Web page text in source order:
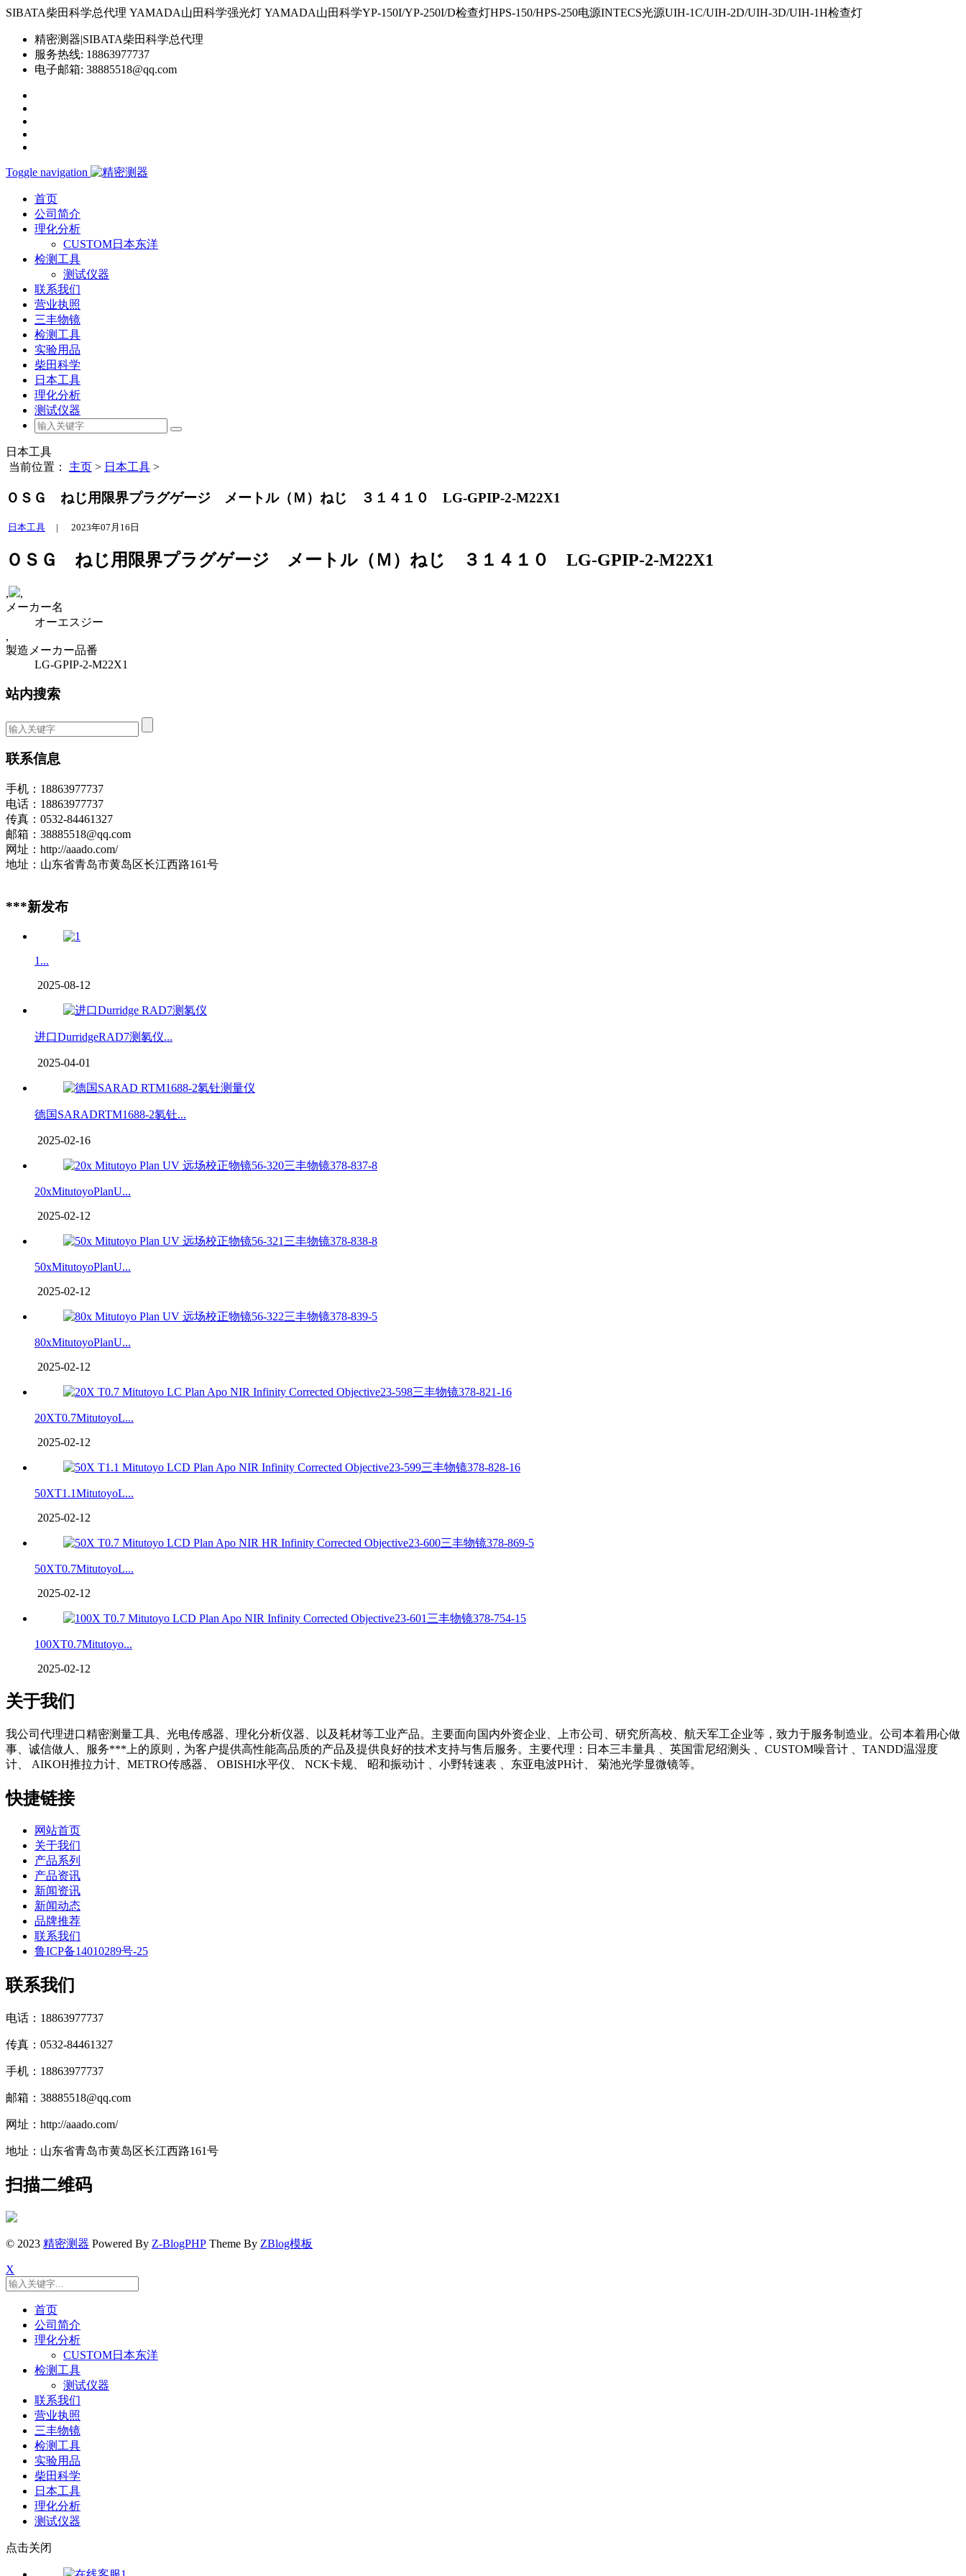
SIBATA柴田科学总代理 YAMADA山田科学强光灯 YAMADA山田科学YP-150I/YP-250I/D检查灯HPS-150/HPS-250电源INTECS光源UIH-1C/UIH-2D/UIH-3D/UIH-1H检查灯
精密测器|SIBATA柴田科学总代理
服务热线: 18863977737
电子邮箱: 38885518@qq.com
Toggle navigation
首页
公司简介
理化分析
CUSTOM日本东洋
检测工具
测试仪器
联系我们
营业执照
三丰物镜
检测工具
实验用品
柴田科学
日本工具
理化分析
测试仪器
日本工具
当前位置： 主页 > 日本工具 >
ＯＳＧ ねじ用限界プラグゲージ メートル（Ｍ）ねじ ３１４１０ LG-GPIP-2-M22X1
日本工具 | 2023年07月16日
ＯＳＧ ねじ用限界プラグゲージ メートル（Ｍ）ねじ ３１４１０ LG-GPIP-2-M22X1
,
,
メーカー名
オーエスジー
,
製造メーカー品番
LG-GPIP-2-M22X1
站内搜索
联系信息
手机：18863977737
电话：18863977737
传真：0532-84461327
邮箱：38885518@qq.com
网址：http://aaado.com/
地址：山东省青岛市黄岛区长江西路161号
***新发布
1...
2025-08-12
进口DurridgeRAD7测氡仪...
2025-04-01
德国SARADRTM1688-2氡钍...
2025-02-16
20xMitutoyoPlanU...
2025-02-12
50xMitutoyoPlanU...
2025-02-12
80xMitutoyoPlanU...
2025-02-12
20XT0.7MitutoyoL...
2025-02-12
50XT1.1MitutoyoL...
2025-02-12
50XT0.7MitutoyoL...
2025-02-12
100XT0.7Mitutoyo...
2025-02-12
关于我们
我公司代理进口精密测量工具、光电传感器、理化分析仪器、以及耗材等工业产品。主要面向国内外资企业、上市公司、研究所高校、航天军工企业等，致力于服务制造业。公司本着用心做
事、诚信做人、服务***上的原则，为客户提供高性能高品质的产品及提供良好的技术支持与售后服务。主要代理：日本三丰量具 、英国雷尼绍测头 、CUSTOM噪音计 、TANDD温湿度
计、 AIKOH推拉力计、METRO传感器、 OBISHI水平仪、 NCK卡规、 昭和振动计 、小野转速表 、东亚电波PH计、 菊池光学显微镜等。
快捷链接
网站首页
关于我们
产品系列
产品资讯
新闻资讯
新闻动态
品牌推荐
联系我们
鲁ICP备14010289号-25
联系我们
电话：18863977737
传真：0532-84461327
手机：18863977737
邮箱：38885518@qq.com
网址：http://aaado.com/
地址：山东省青岛市黄岛区长江西路161号
扫描二维码
© 2023 精密测器 Powered By Z-BlogPHP Theme By ZBlog模板
X
首页
公司简介
理化分析
CUSTOM日本东洋
检测工具
测试仪器
联系我们
营业执照
三丰物镜
检测工具
实验用品
柴田科学
日本工具
理化分析
测试仪器
点击关闭